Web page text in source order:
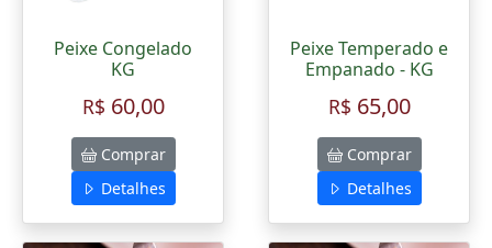
Peixe Congelado
KG
R$ 60,00
Comprar
Detalhes
Peixe Temperado e
Empanado - KG
R$ 65,00
Comprar
Detalhes